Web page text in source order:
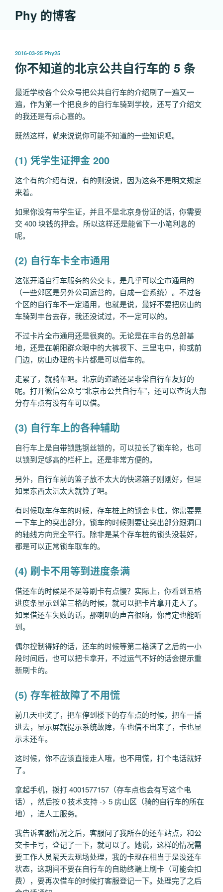
Phy 的博客
发
布
于
2016-03-25 Phy25
你不知道的北京公共自行车的 5 条
最近学校各个公众号把公共自行车的介绍刷了一遍又一
遍，作为第一个把良乡的自行车骑到学校，还写了介绍文
的我还是有点心塞的。
既然这样，就来说说你可能不知道的一些知识吧。
(1) 凭学生证押金 200
这个有的介绍有说，有的则没说，因为这条不是明文规定
来着。
如果你没有带学生证，并且不是北京身份证的话，你需要
交 400 块钱的押金。所以这样还是能省下一小笔利息的
呢。
(2) 自行车卡全市通用
这张开通自行车服务的公交卡，是几乎可以全市通用的
（一些郊区是另外公司运营的，自成一套系统）。不过各
个区的自行车不一定通用，也就是说，最好不要把房山的
车骑到丰台去存，我还没试过，不一定可以的。
不过卡片全市通用还是很爽的。无论是在丰台的总部基
地，还是在朝阳群众眼中的大裤衩下、三里屯中，抑或前
门边，房山办理的卡片都是可以借车的。
走累了，就骑车吧。北京的道路还是非常自行车友好的
呢。打开微信公众号“北京市公共自行车”，还可以查询大部
分存车点有没有车可以借。
(3) 自行车上的各种辅助
自行车上是自带锁匙钢丝锁的，可以拉长了锁车轮，也可
以锁到足够高的栏杆上。还是非常方便的。
另外，自行车前的篮子放不太大的快递箱子刚刚好，但是
如果东西太沉太大就算了吧。
有时候取车存车的时候，存车桩上的锁会卡住。你需要晃
一下车上的突出部分，锁车的时候则要让突出部分跟洞口
的轴线方向完全平行。除非是某个存车桩的锁头没装好，
都是可以正常锁车取车的。
(4) 刷卡不用等到进度条满
借还车的时候是不是等刷卡有点慢？实际上，你看到五格
进度条显示到第三格的时候，就可以把卡片拿开走人了。
如果借还车失败的话，那喇叭的声音很响，你肯定也能听
到。
偶尔控制得好的话，还车的时候等第二格满了之后的一小
段时间后，也可以把卡拿开，不过运气不好的话会提示重
新刷卡的。
(5) 存车桩故障了不用慌
前几天中奖了，把车停到楼下的存车点的时候，把车一插
进去，显示屏就提示系统故障，车也借不出来了，卡也显
示未还车。
这时候，你不应该直接走人哦，也不用慌，打个电话就好
了。
拿起手机，拨打 4001577157（存车点也会有写这个电
话），然后按 0 技术支持 -> 5 房山区（骑的自行车的所在
地），进人工服务。
我告诉客服情况之后，客服问了我所在的还车站点，和公
交卡卡号，登记了一下，就可以了。她说，这样的情况需
要工作人员隔天去现场处理，我的卡现在相当于是没还车
状态，这期间不要在自行车的自助终端上刷卡（可能会扣
费），要再次借车的时候打客服登记一下。处理完了之后